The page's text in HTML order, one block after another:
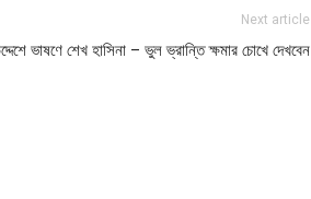
Next article
ভাষণে শেখ হাসিনা – ভুল ভ্রান্তি ক্ষমার চোখে দেখবেন